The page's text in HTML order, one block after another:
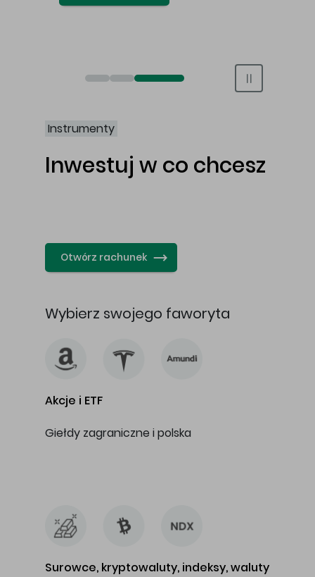
Otwórz rachunek maklerski online
Otwórz konto IKE/IKZE
Świat bez swap i prowizji
Instrumenty
Inwestuj w co chcesz
Otwórz rachunek
Wybierz swojego faworyta
Akcje i ETF
Giełdy zagraniczne i polska
Surowce, kryptowaluty, indeksy, waluty